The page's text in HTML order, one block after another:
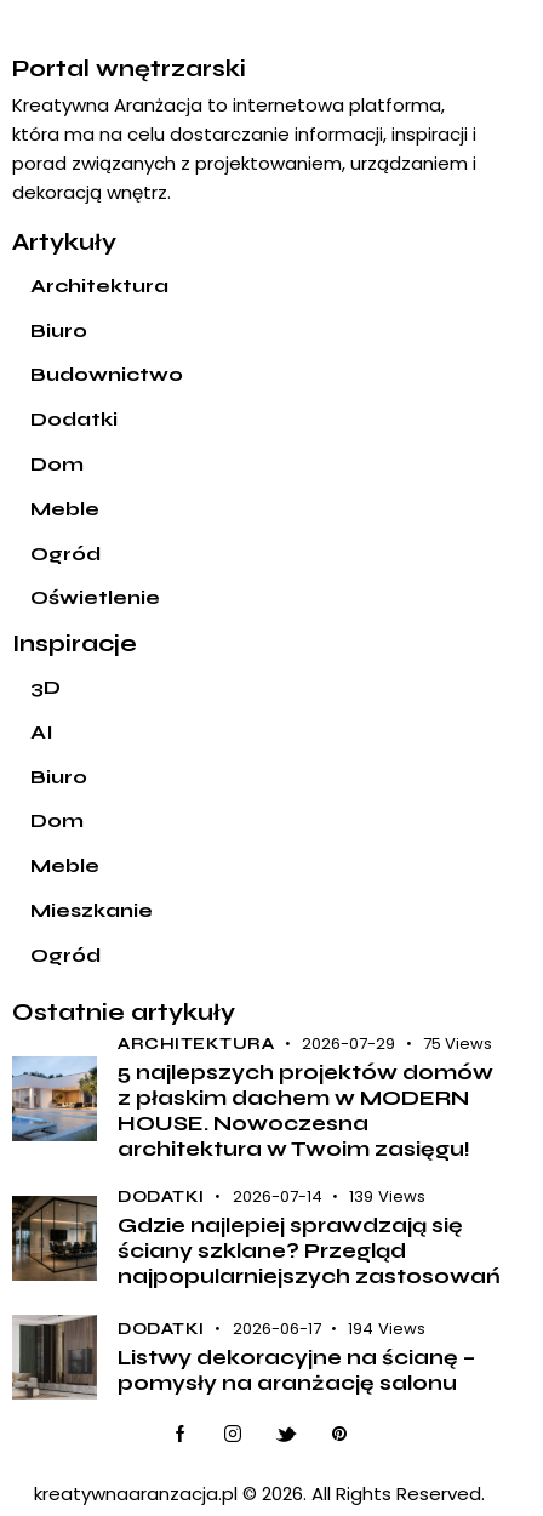
Portal wnętrzarski
Kreatywna Aranżacja to internetowa platforma,
która ma na celu dostarczanie informacji, inspiracji i
porad związanych z projektowaniem, urządzaniem i
dekoracją wnętrz.
Artykuły
Architektura
Biuro
Budownictwo
Dodatki
Dom
Meble
Ogród
Oświetlenie
Inspiracje
3D
AI
Biuro
Dom
Meble
Mieszkanie
Ogród
Ostatnie artykuły
ARCHITEKTURA 2026-07-29 75 Views
5 najlepszych projektów domów
z płaskim dachem w MODERN
HOUSE. Nowoczesna
architektura w Twoim zasięgu!
DODATKI 2026-07-14 139 Views
Gdzie najlepiej sprawdzają się
ściany szklane? Przegląd
najpopularniejszych zastosowań
DODATKI 2026-06-17 194 Views
Listwy dekoracyjne na ścianę –
pomysły na aranżację salonu
kreatywnaaranzacja.pl© 2026. All Rights Reserved.